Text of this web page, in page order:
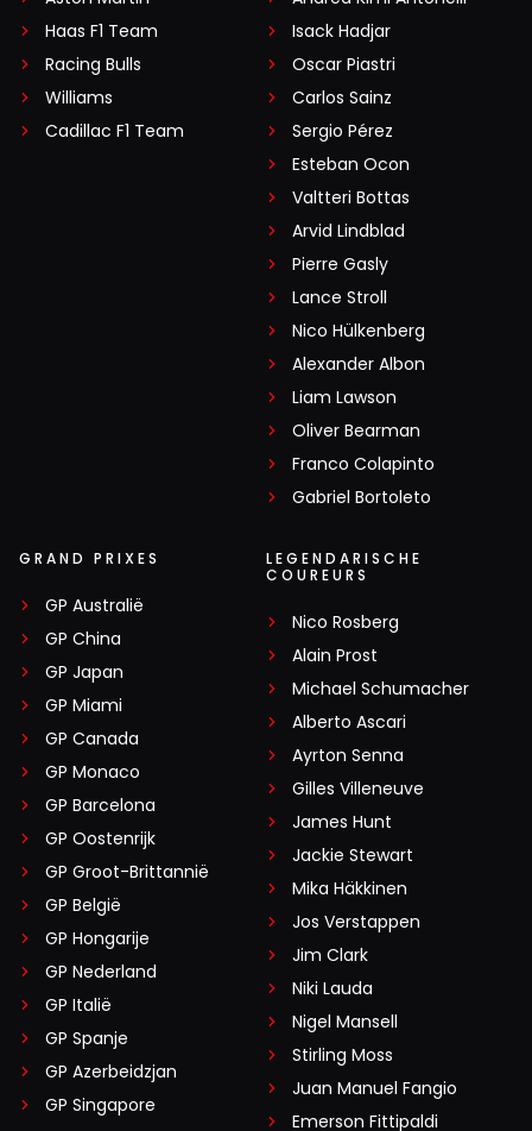
Haas F1 Team
Racing Bulls
Williams
Cadillac F1 Team
Isack Hadjar
Oscar Piastri
Carlos Sainz
Sergio Pérez
Esteban Ocon
Valtteri Bottas
Arvid Lindblad
Pierre Gasly
Lance Stroll
Nico Hülkenberg
Alexander Albon
Liam Lawson
Oliver Bearman
Franco Colapinto
Gabriel Bortoleto
GRAND PRIXES
GP Australië
GP China
GP Japan
GP Miami
GP Canada
GP Monaco
GP Barcelona
GP Oostenrijk
GP Groot-Brittannië
GP België
GP Hongarije
GP Nederland
GP Italië
GP Spanje
GP Azerbeidzjan
GP Singapore
LEGENDARISCHE
COUREURS
Nico Rosberg
Alain Prost
Michael Schumacher
Alberto Ascari
Ayrton Senna
Gilles Villeneuve
James Hunt
Jackie Stewart
Mika Häkkinen
Jos Verstappen
Jim Clark
Niki Lauda
Nigel Mansell
Stirling Moss
Juan Manuel Fangio
Emerson Fittipaldi